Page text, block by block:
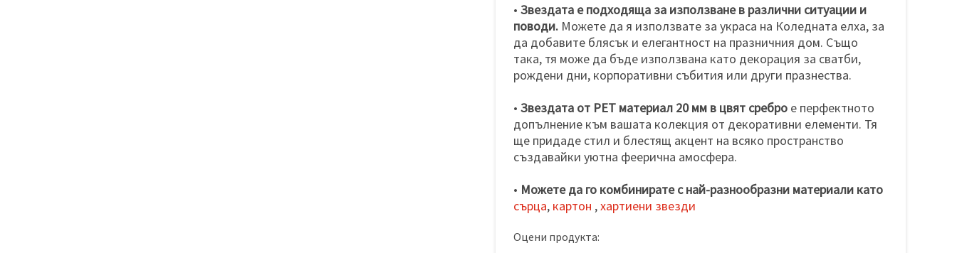
• Звездата е подходяща за използване в различни ситуации и
поводи. Можете да я използвате за украса на Коледната елха, за
да добавите блясък и елегантност на празничния дом. Също
така, тя може да бъде използвана като декорация за сватби,
рождени дни, корпоративни събития или други празнества.
• Звездата от PET материал 20 мм в цвят сребро е перфектното
допълнение към вашата колекция от декоративни елементи. Тя
ще придаде стил и блестящ акцент на всяко пространство
създавайки уютна феерична амосфера.
• Можете да го комбинирате с най-разнообразни материали като
сърца, картон ,хартиени звезди
Оцени продукта: